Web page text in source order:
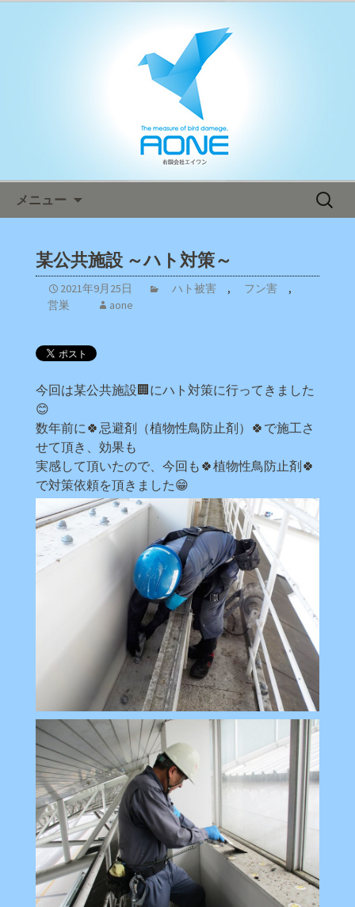
エイワン オフィシャルブログ
メニュー
検
某公共施設 ～ハト対策～
2021年9月25日 ハト被害 , フン害 ,
営巣
aone
今回は某公共施設🏢にハト対策に行ってきました
😊
数年前に🍀忌避剤（植物性鳥防止剤）🍀で施工さ
せて頂き、効果も
実感して頂いたので、今回も🍀植物性鳥防止剤🍀
で対策依頼を頂きました😁